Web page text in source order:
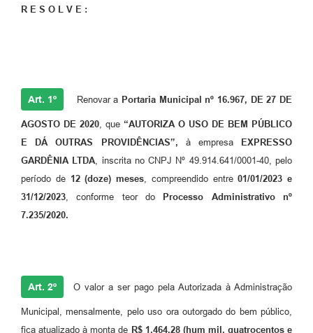
R E S O L V E :
Art. 1º Renovar a Portaria Municipal nº 16.967, DE 27 DE
AGOSTO DE 2020 , que “AUTORIZA O USO DE BEM PÚBLICO
E DÁ OUTRAS PROVIDÊNCIAS”, à empresa
EXPRESSO
GARDÊNIA LTDA , inscrita no CNPJ Nº 49.914.641/0001-40, pelo
período de 12 (doze) meses , compreendido entre01/01/2023 e
31/12/2023 , conforme teor do
Processo Administrativo nº
7.235/2020.
Art. 2º O valor a ser pago pela Autorizada à Administração
Municipal, mensalmente, pelo uso ora outorgado do bem público,
fica atualizado à monta de R$ 1.464,28 (hum mil, quatrocentos e